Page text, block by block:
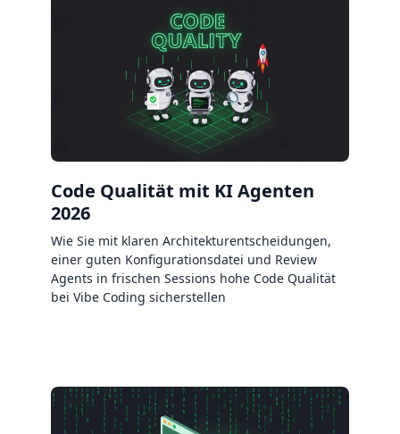
Code Qualität mit KI Agenten
2026
Wie Sie mit klaren Architekturentscheidungen,
einer guten Konfigurationsdatei und Review
Agents in frischen Sessions hohe Code Qualität
bei Vibe Coding sicherstellen